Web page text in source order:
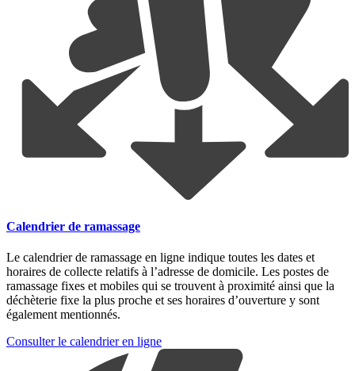
Calendrier de ramassage
Le calendrier de ramassage en ligne indique toutes les dates et
horaires de collecte relatifs à l’adresse de domicile. Les postes de
ramassage fixes et mobiles qui se trouvent à proximité ainsi que la
déchèterie fixe la plus proche et ses horaires d’ouverture y sont
également mentionnés.
Consulter le calendrier en ligne